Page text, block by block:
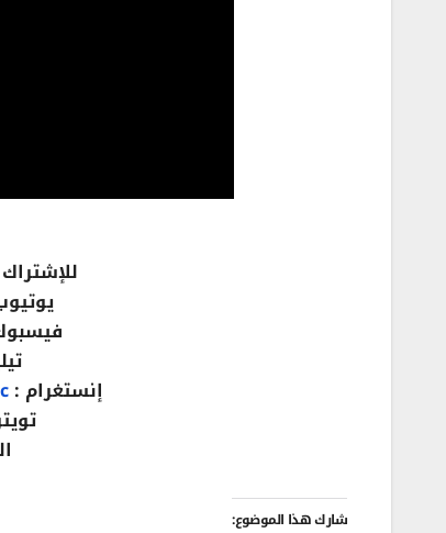
إنستغرام :
شارك هذا الموضوع: